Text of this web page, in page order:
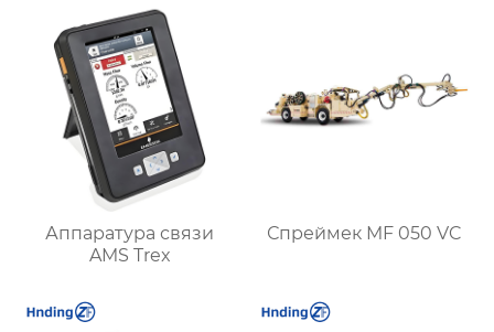
Аппаратура связи
AMS Trex
Спреймек MF 050 VC